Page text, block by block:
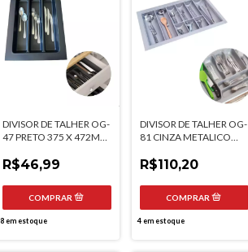
DIVISOR DE TALHER OG-
47 PRETO 375 X 472MM
R$46,99
8em estoque
DIVISOR DE TALHER OG-
81 CINZA METALICO
MOLDPLAST
R$110,20
4em estoque